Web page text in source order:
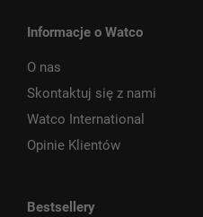
Informacje o Watco
O nas
Skontaktuj się z nami
Watco International
Opinie Klientów
Bestsellery